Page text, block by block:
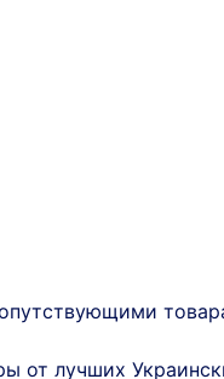
от лучших